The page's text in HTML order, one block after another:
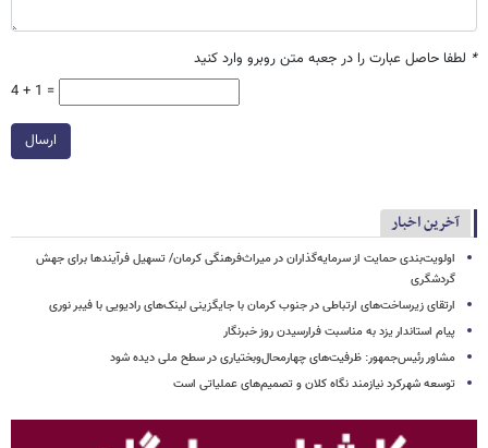
* لطفا حاصل عبارت را در جعبه متن روبرو وارد کنید
4 + 1 =
ارسال
آخرین اخبار
اولویت‌بندی حمایت از سرمایه‌گذاران در میراث‌فرهنگی کرمان/ تسهیل فرآیندها برای جهش
گردشگری
ارتقای زیرساخت‌های ارتباطی در جنوب کرمان با جایگزینی لینک‌های رادیویی با فیبر نوری
پیام استاندار یزد به مناسبت فرارسیدن روز خبرنگار
مشاور رئیس‌جمهور: ظرفیت‌های چهارمحال‌وبختیاری در سطح ملی دیده شود
توسعه شهرکرد نیازمند نگاه کلان و تصمیم‌های عملیاتی است